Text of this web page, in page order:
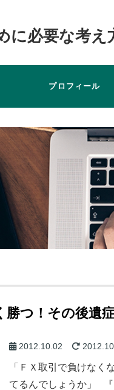
に必要な考え
プロフィール
勝つ！その後遺
2012.10.02
「ＦＸ取引で負けなく
てるんでしょうか」